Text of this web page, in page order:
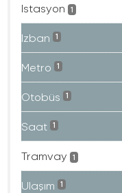
Istasyon 1
Izban 1
Metro 1
Otobüs 1
Saat 1
Tramvay 1
Ulaşım 1